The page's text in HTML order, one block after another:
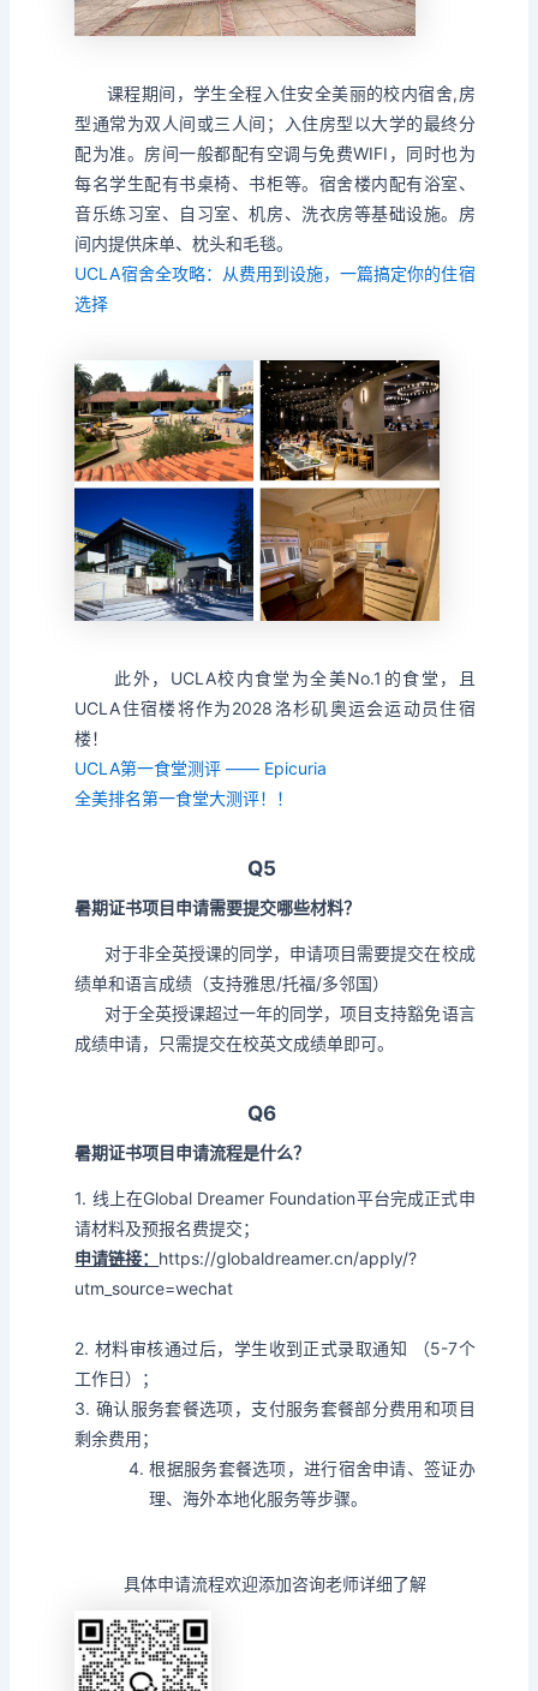
课程期间，学生全程入住安全美丽的校内宿舍,房
型通常为双人间或三人间；入住房型以大学的最终分
配为准。房间一般都配有空调与免费WIFI，同时也为
每名学生配有书桌椅、书柜等。宿舍楼内配有浴室、
音乐练习室、自习室、机房、洗衣房等基础设施。房
间内提供床单、枕头和毛毯。
UCLA宿舍全攻略：从费用到设施，一篇搞定你的住宿
选择
此外，UCLA校内食堂为全美No.1的食堂，且
UCLA住宿楼将作为2028洛杉矶奥运会运动员住宿
楼！
UCLA第一食堂测评 —— Epicuria
全美排名第一食堂大测评！！
Q5
暑期证书项目申请需要提交哪些材料？
对于非全英授课的同学，申请项目需要提交在校成
绩单和语言成绩（支持雅思/托福/多邻国）
对于全英授课超过一年的同学，项目支持豁免语言
成绩申请，只需提交在校英文成绩单即可。
Q6
暑期证书项目申请流程是什么？
1. 线上在Global Dreamer Foundation平台完成正式申
请材料及预报名费提交；
申请链接： https://globaldreamer.cn/apply/?
utm_source=wechat
2. 材料审核通过后，学生收到正式录取通知 （5-7个
工作日）；
3. 确认服务套餐选项，支付服务套餐部分费用和项目
剩余费用；
根据服务套餐选项，进行宿舍申请、签证办
理、海外本地化服务等步骤。
具体申请流程欢迎添加咨询老师详细了解